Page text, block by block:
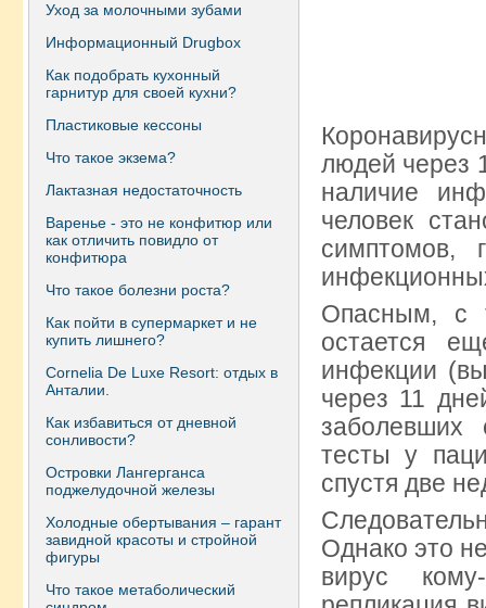
Уход за молочными зубами
Информационный Drugbox
Как подобрать кухонный
гарнитур для своей кухни?
Пластиковые кессоны
Что такое экзема?
Лактазная недостаточность
Варенье - это не конфитюр или
как отличить повидло от
конфитюра
Что такое болезни роста?
Как пойти в супермаркет и не
купить лишнего?
Сornelia De Luxe Resort: отдых в
Анталии.
Как избавиться от дневной
сонливости?
Островки Лангерганса
поджелудочной железы
Холодные обертывания – гарант
завидной красоты и стройной
фигуры
Что такое метаболический
людей через
наличие
человек
симптомов,
Опасным, с
остается
инфекции
через 11
заболевших
тесты у
спустя две
Однако это
вирус